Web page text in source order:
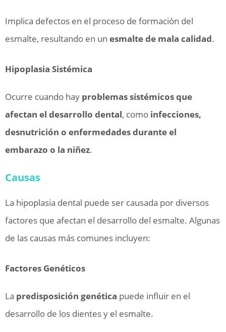
Implica defectos en el proceso de formación del
esmalte, resultando en un esmalte de mala calidad.
Hipoplasia Sistémica
Ocurre cuando hay problemas sistémicos que
afectan el desarrollo dental, como infecciones,
desnutrición o enfermedades durante el
embarazo o la niñez.
Causas
La hipoplasia dental puede ser causada por diversos
factores que afectan el desarrollo del esmalte. Algunas
de las causas más comunes incluyen:
Factores Genéticos
La predisposición genética puede influir en el
desarrollo de los dientes y el esmalte.